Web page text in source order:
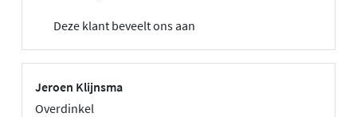
Deze klant beveelt ons aan
Jeroen Klijnsma
Overdinkel